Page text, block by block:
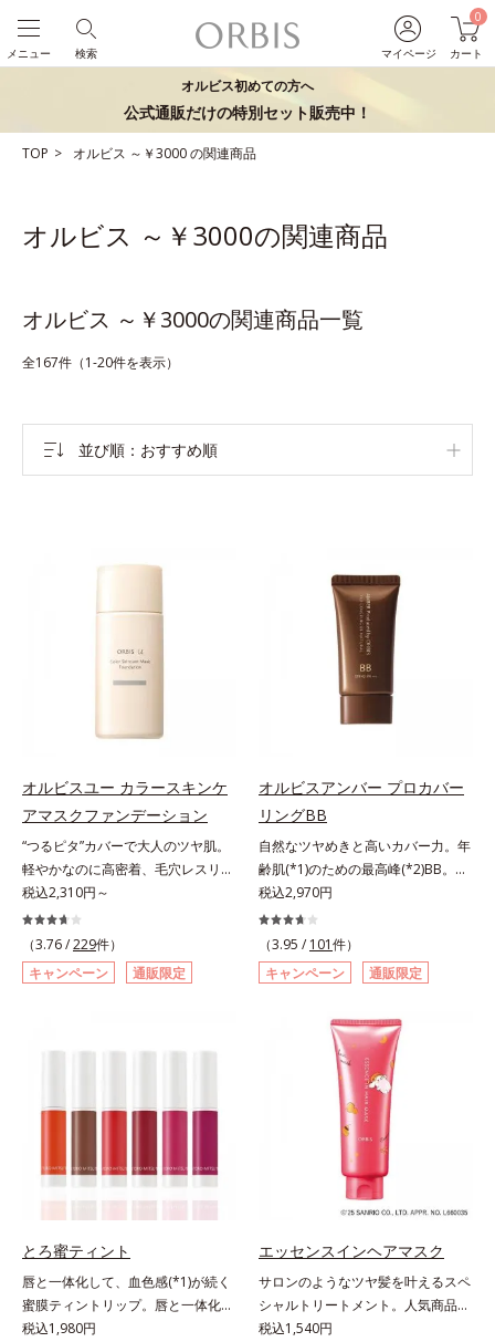
マイページ
0
カート
検索
メニュー
オルビス初めての方へ
公式通販だけの特別セット販売中！
TOP オルビス ～￥3000の関連商品
オルビス ～￥3000の関連商品
オルビス ～￥3000の関連商品一覧
全167件（1-20件を表示）
並び順 おすすめ順
オルビスユー カラースキンケ
アマスクファンデーション
“つるピタ”カバーで大人のツヤ肌。
軽やかなのに高密着、毛穴レスリキ
ッドファンデ。みずみずしく、とけ
込むように密着カバー毛穴レスでな
めらかな質感美へ導く、リキッドフ
ァンデーション「カバーはしたいけ
ど厚塗り感はイヤ」「素肌がもとも
なのにピタッと密着し、肌悩み
叶えるのは、微細で均一なカバー粉
なくフィットするから。粉体の表面
にダマ防止の特殊コーティングを施
すことで、カバー粉体は薄く・均一
に凹凸へフィット。毛穴や色ムラを
カバーしながら自然な仕上がりを叶
えます。また、ファンデーションを
税込2,310円～
（3.76 /229件）
キャンペーン
通販限定
オルビスアンバー プロカバー
リングBB
自然なツヤめきと高いカバー力。年
齢肌(*1)のための最高峰(*2)BB。年
齢肌(*1)のための最高峰(*2)BBクリ
ームです。肌のアラを光でふわりと
とばし、くすみや凹凸も軽やかにカ
バー。さらに厚みのあるテクスチャ
ーが均一にのび広がり、しっかりカ
す。年齢肌による黄ぐすみや血色の
悪さに対応した色設計で、白浮きせ
ずパッと明るい印象を叶えます。こ
れ1本で、日中美容クリーム・日焼
け止め・化粧下地・カラーコントロ
ール・コンシーラー・パウダー・フ
ァンデーションの7役を兼ねる多機
能BB。慌ただしい朝でもパパッと
塗るだけで、厚塗り感のない、自然
なツヤめきのある美肌に整えます。
*1 年齢を重ねた肌*2 オルビス内BB
クリームのカバー力
税込2,970円
（3.95 / 101件）
キャンペーン
通販限定
とろ蜜ティント
唇と一体化して、血色感(*1)が続く
蜜膜ティントリップ。唇と一体化し
て色落ちしにくいティント処方とう
税込1,980円
エッセンスインヘアマスク
サロンのようなツヤ髪を叶えるスペ
シャルトリートメント。人気商品
「エッセンスインヘアミルク」と同
税込1,540円